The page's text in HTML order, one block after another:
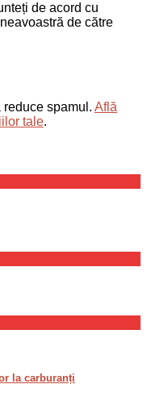
de acord cu
de către
reduce spamul. Află
tale.
la carburanți